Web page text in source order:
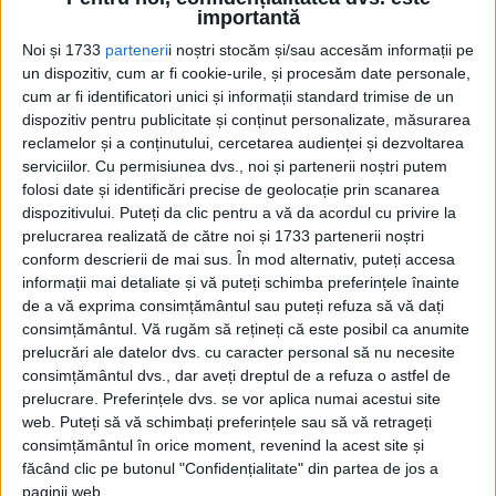
importantă
Noi și 1733 partenerii noștri stocăm și/sau accesăm informații pe
un dispozitiv, cum ar fi cookie-urile, și procesăm date personale,
cum ar fi identificatori unici și informații standard trimise de un
dispozitiv pentru publicitate și conținut personalizate, măsurarea
reclamelor și a conținutului, cercetarea audienței și dezvoltarea
serviciilor. Cu permisiunea dvs., noi și partenerii noștri putem
folosi date și identificări precise de geolocație prin scanarea
dispozitivului. Puteți da clic pentru a vă da acordul cu privire la
prelucrarea realizată de către noi și 1733 partenerii noștri
conform descrierii de mai sus. În mod alternativ, puteți accesa
informații mai detaliate și vă puteți schimba preferințele înainte
de a vă exprima consimțământul sau puteți refuza să vă dați
consimțământul. Vă rugăm să rețineți că este posibil ca anumite
prelucrări ale datelor dvs. cu caracter personal să nu necesite
consimțământul dvs., dar aveți dreptul de a refuza o astfel de
prelucrare. Preferințele dvs. se vor aplica numai acestui site
web. Puteți să vă schimbați preferințele sau să vă retrageți
consimțământul în orice moment, revenind la acest site și
făcând clic pe butonul "Confidențialitate" din partea de jos a
paginii web.
Înainte de izbucnirea celui de-al doilea Război Mondial, în
Cea mai mare revistă de istorie din Europa!.
Media KIT
PORTOFOLIU
Capital
Evenimentul Zilei